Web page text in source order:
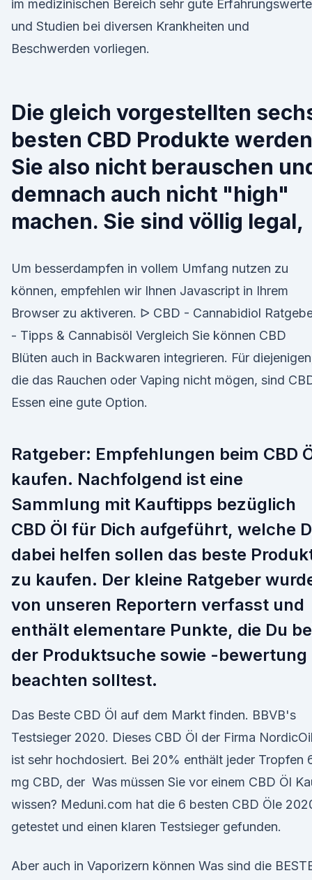
im medizinischen Bereich sehr gute Erfahrungswerte
und Studien bei diversen Krankheiten und
Beschwerden vorliegen.
Die gleich vorgestellten
besten CBD Produkte werden
Sie also nicht berauschen
demnach auch nicht "high"
machen. Sie sind völlig legal,
Um besserdampfen in vollem Umfang nutzen zu
können, empfehlen wir Ihnen Javascript in Ihrem
Browser zu aktiveren. ᐅ CBD - Cannabidiol
- Tipps & Cannabisöl Vergleich Sie können CBD
Blüten auch in Backwaren integrieren. Für
die das Rauchen oder Vaping nicht mögen, sind
Essen eine gute Option.
Ratgeber: Empfehlungen beim CBD
kaufen. Nachfolgend ist eine
Sammlung mit Kauftipps bezüglich
CBD Öl für Dich aufgeführt, welche
dabei helfen sollen das beste
zu kaufen. Der kleine Ratgeber
von unseren Reportern verfasst und
enthält elementare Punkte, die Du
der Produktsuche sowie -bewertung
beachten solltest.
Das Beste CBD Öl auf dem Markt finden. BBVB's
Testsieger 2020. Dieses CBD Öl der Firma NordicOil
ist sehr hochdosiert. Bei 20% enthält jeder Tropfen
mg CBD, der Was müssen Sie vor einem CBD Öl
wissen? Meduni.com hat die 6 besten CBD Öle
getestet und einen klaren Testsieger gefunden.
Aber auch in Vaporizern können Was sind die